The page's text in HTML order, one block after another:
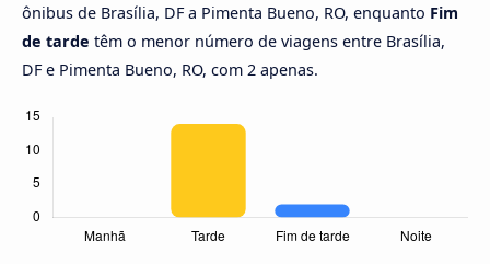
ônibus de Brasília, DF a Pimenta Bueno, RO, enquanto Fim
de tarde têm o menor número de viagens entre Brasília,
DF e Pimenta Bueno, RO, com 2 apenas.